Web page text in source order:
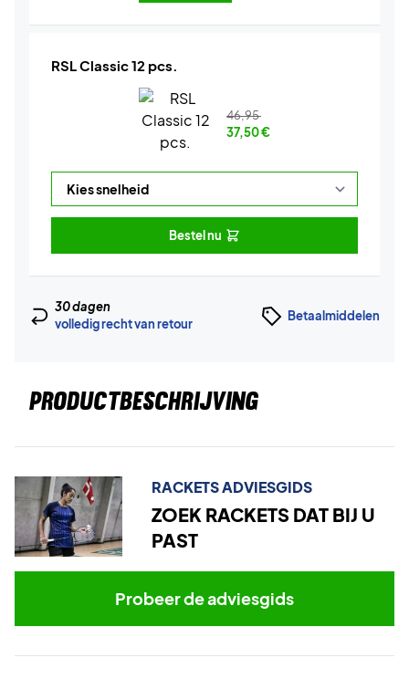
RSL Classic 12 pcs.
46,95
37,50€
Bestel nu
30 dagen
volledig recht van retour
Betaalmiddelen
PRODUCTBESCHRIJVING
RACKETS ADVIESGIDS
ZOEK RACKETS DAT BIJ U
PAST
Probeer de adviesgids